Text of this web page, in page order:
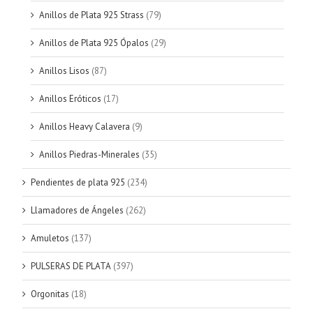
Anillos de Plata 925 Strass (79)
Anillos de Plata 925 Ópalos (29)
Anillos Lisos (87)
Anillos Eróticos (17)
Anillos Heavy Calavera (9)
Anillos Piedras-Minerales (35)
Pendientes de plata 925 (234)
Llamadores de Ángeles (262)
Amuletos (137)
PULSERAS DE PLATA (397)
Orgonitas (18)